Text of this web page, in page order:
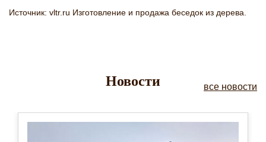
Источник: vltr.ru Изготовление и продажа беседок из дерева.
Новости все новости